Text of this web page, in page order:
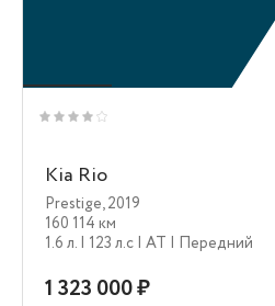
Kia Rio
Prestige,2019
160 114 км
1.6 л. | 123 л.c | AT | Передний
1 323 000 ₽